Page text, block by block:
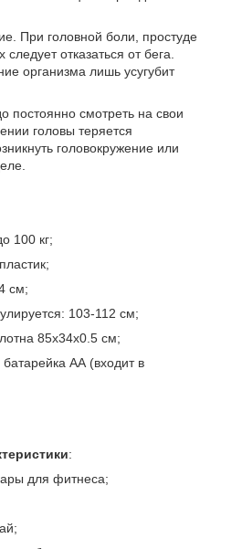
При головной боли, простуде
отказаться от бега.
организма лишь усугубит
постоянно смотреть на свои
головы теряется
головокружение или
100 кг;
см;
103-112 см;
85х34х0.5 см;
АА (входит в
:
для фитнеса;